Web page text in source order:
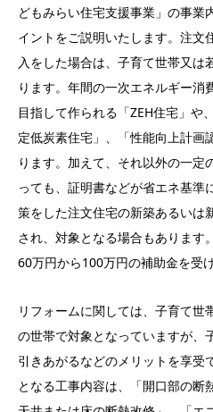
どもみらい住宅支援事業」の事業
イントをご説明いたします。注文
入をした場合は、子育て世帯又は
ります。年間の一次エネルギー消
目指して作られる「ZEH住宅」や
定低炭素住宅」、「性能向上計画
ります。加えて、それ以外の一定
っても、証明書などが省エネ基準
策をした注文住宅の新築あるいは
され、対象となる場合もあります
60万円から100万円の補助金を受
リフォームに関しては、子育て世
の世帯で対象となっていますが、
引きあがるなどのメリットを享受
となる工事内容は、「開口部の断